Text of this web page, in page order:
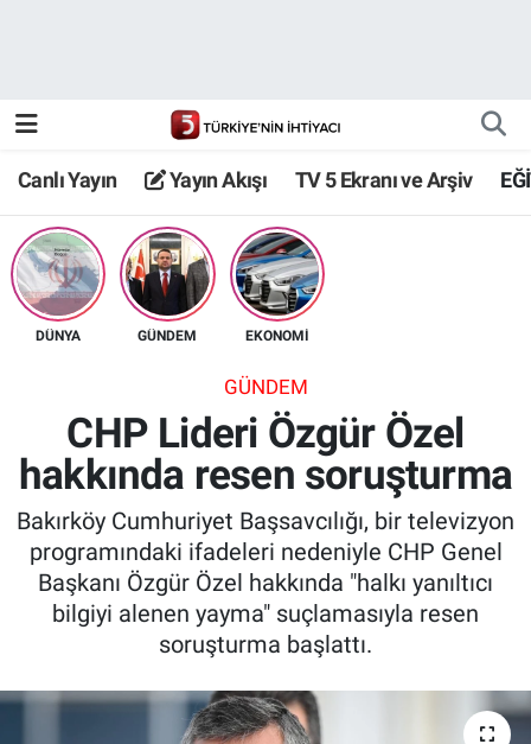
Canlı Yayın Yayın Akışı TV 5 Ekranı ve Arşiv
DÜNYA GÜNDEM EKONOMİ
GÜNDEM
CHP Lideri Özgür Özel
hakkında resen soruşturma
Bakırköy Cumhuriyet Başsavcılığı, bir televizyon
programındaki ifadeleri nedeniyle CHP Genel
Başkanı Özgür Özel hakkında "halkı yanıltıcı
bilgiyi alenen yayma" suçlamasıyla resen
soruşturma başlattı.
TV 5 Ekranı ve Arşiv